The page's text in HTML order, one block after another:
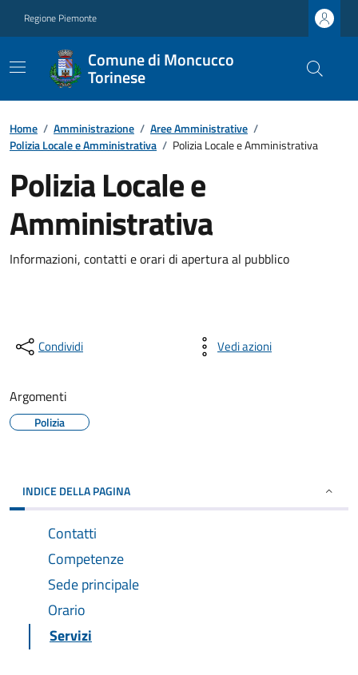
Regione Piemonte
Comune di Moncucco
Torinese
Home / Amministrazione / Aree Amministrative /
Polizia Locale e Amministrativa / Polizia Locale e Amministrativa
Polizia Locale e
Amministrativa
Informazioni, contatti e orari di apertura al pubblico
Condividi Vedi azioni
Argomenti
Polizia
INDICE DELLA PAGINA
Contatti
Competenze
Sede principale
Orario
Servizi